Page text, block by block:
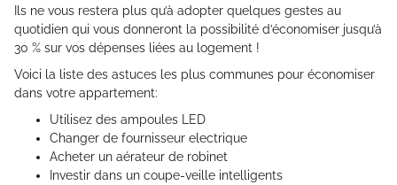
Ils ne vous restera plus qu’à adopter quelques gestes au
quotidien qui vous donneront la possibilité d’économiser jusqu’à
30 % sur vos dépenses liées au logement !
Voici la liste des astuces les plus communes pour économiser
dans votre appartement:
Utilisez des ampoules LED
Changer de fournisseur electrique
Acheter un aérateur de robinet
Investir dans un coupe-veille intelligents